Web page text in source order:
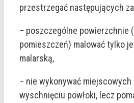
przestrzegać następujących
− poszczególne powierzchnie
pomieszczeń) malować tylko
malarską,
− nie wykonywać miejscowych
wyschnięciu powłoki, lecz